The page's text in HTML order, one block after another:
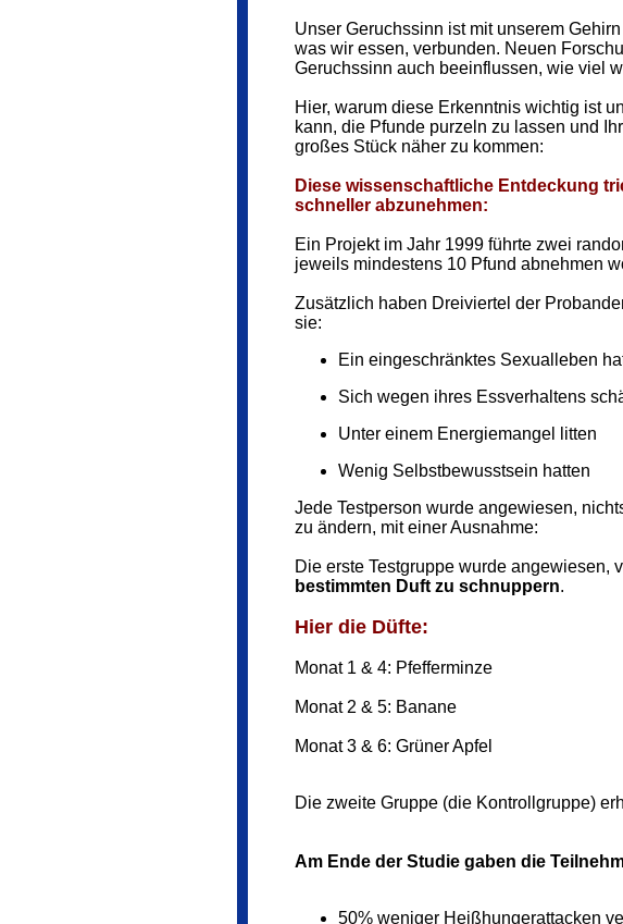
Unser Geruchssinn ist mit unserem
was wir essen, verbunden. Neuen
Geruchssinn auch beeinflussen, wie viel
Hier, warum diese Erkenntnis wichtig ist
kann, die Pfunde purzeln zu lassen und
großes Stück näher zu kommen:
Diese wissenschaftliche Entdeckung
schneller abzunehmen:
Ein Projekt im Jahr 1999 führte zwei
jeweils mindestens 10 Pfund abnehmen
Zusätzlich haben Dreiviertel der
sie:
Ein eingeschränktes Sexualleben
Sich wegen ihres Essverhaltens
Unter einem Energiemangel litten
Wenig Selbstbewusstsein hatten
Jede Testperson wurde angewiesen,
zu ändern, mit einer Ausnahme:
Die erste Testgruppe wurde angewiesen,
bestimmten Duft zu schnuppern.
Hier die Düfte:
Monat 1 & 4: Pfefferminze
Monat 2 & 5: Banane
Monat 3 & 6: Grüner Apfel
Die zweite Gruppe (die Kontrollgruppe)
Am Ende der Studie gaben die
50% weniger Heißhungerattacken